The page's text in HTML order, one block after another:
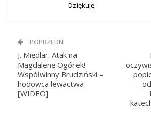
Dziękuję.
POPRZEDNI
J. Międlar: Atak na
Magdalenę Ogórek!
Współwinny Brudziński –
hodowca lewactwa
[WIDEO]